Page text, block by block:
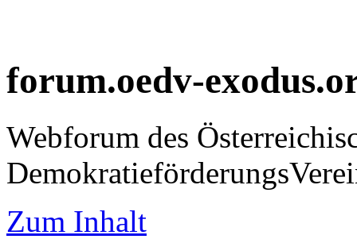
forum.oedv-
Webforum des
Zum Inhalt